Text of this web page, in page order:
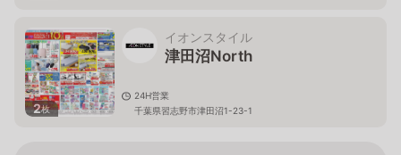
2枚
イオンスタイル
津田沼North
24H営業
千葉県習志野市津田沼1-23-1